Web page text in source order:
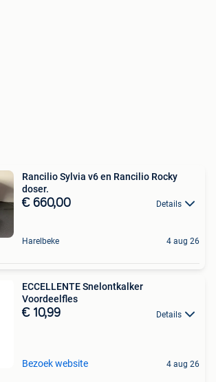
Rancilio Sylvia v6 en Rancilio Rocky
doser.
€ 660,00 Details
Harelbeke 4 aug 26
ECCELLENTE Snelontkalker
Voordeelfles
€ 10,99 Details
Bezoek website 4 aug 26